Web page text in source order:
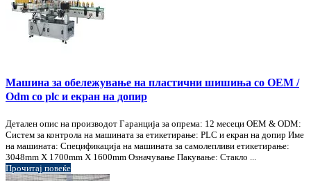
Машина за обележување на пластични шишиња со OEM /
Odm со plc и екран на допир
Детален опис на производот Гаранција за опрема: 12 месеци OEM & ODM:
Систем за контрола на машината за етикетирање: PLC и екран на допир Име
на машината: Спецификација на машината за самолепливи етикетирање:
3048mm X 1700mm X 1600mm Означување Пакување: Стакло ...
Прочитај повеќе